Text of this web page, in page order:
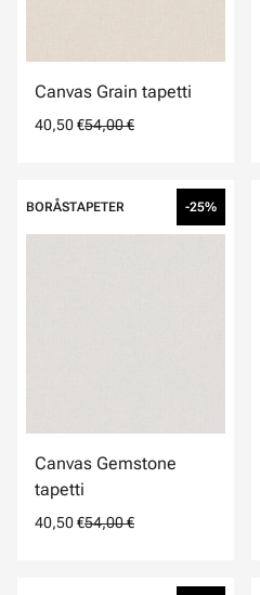
Canvas Grain tapetti
40,50 €54,00 €
BORÅSTAPETER -25%
Canvas Gemstone
tapetti
40,50 €54,00 €